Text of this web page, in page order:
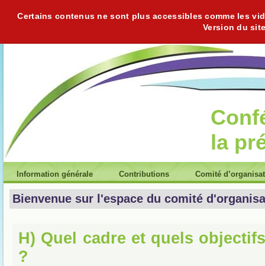
Certains contenus ne sont plus accessibles comme les
Version du
la
Information générale Contributions Comité
Bienvenue sur l'espace du comité
H) Quel cadre et quels
?